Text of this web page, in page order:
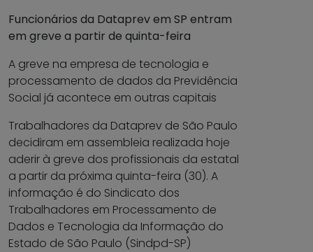
Funcionários da Dataprev em SP entram
em greve a partir de quinta-feira
A greve na empresa de tecnologia e
processamento de dados da Previdência
Social já acontece em outras capitais
Trabalhadores da Dataprev de São Paulo
decidiram em assembleia realizada hoje
aderir à greve dos profissionais da estatal
a partir da próxima quinta-feira (30). A
informação é do Sindicato dos
Trabalhadores em Processamento de
Dados e Tecnologia da Informação do
Estado de São Paulo (Sindpd-SP)